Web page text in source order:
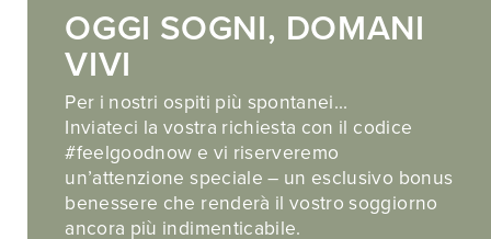
OGGI SOGNI, DOMANI
VIVI
Per i nostri ospiti più spontanei…
Inviateci la vostra richiesta con il codice
#feelgoodnow e vi riserveremo
un’attenzione speciale – un esclusivo bonus
benessere che renderà il vostro soggiorno
ancora più indimenticabile.
web performance by